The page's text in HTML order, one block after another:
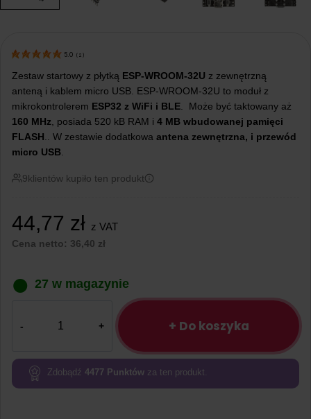
5.0 ( 2 )
Zestaw startowy z płytką ESP-WROOM-32U z zewnętrzną
anteną i kablem micro USB. ESP-WROOM-32U to moduł z
mikrokontrolerem ESP32 z WiFi i BLE . Może być taktowany aż
160 MHz , posiada 520 kB RAM i 4 MB wbudowanej pamięci
FLASH .. W zestawie dodatkowa antena zewnętrzna, i przewód
micro USB
9klientów kupiło ten produkt
44,77 zł z VAT
Cena netto: 36,40 zł
27 w magazynie
WROOM-
32U
+ Do koszyka
Zdobądź 4477 Punktów za ten produkt.